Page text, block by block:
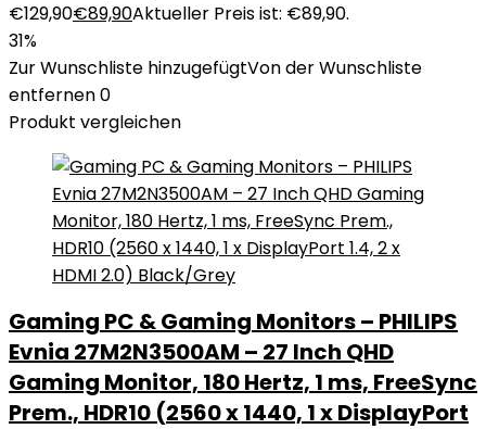
€129,90€89,90Aktueller Preis ist: €89,90.
31%
Zur Wunschliste hinzugefügtVon der Wunschliste
entfernen0
Produkt vergleichen
Gaming PC & Gaming Monitors – PHILIPS
Evnia 27M2N3500AM – 27 Inch QHD
Gaming Monitor, 180 Hertz, 1 ms, FreeSync
Prem., HDR10 (2560 x 1440, 1 x DisplayPort